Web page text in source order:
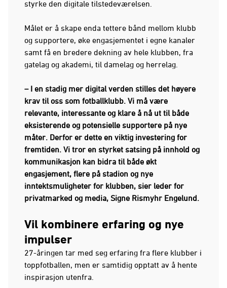
styrke den digitale tilstedeværelsen.
Målet er å skape enda tettere bånd mellom klubb
og supportere, øke engasjementet i egne kanaler
samt få en bredere dekning av hele klubben, fra
gatelag og akademi, til damelag og herrelag.
– I en stadig mer digital verden stilles det høyere
krav til oss som fotballklubb. Vi må være
relevante, interessante og klare å nå ut til både
eksisterende og potensielle supportere på nye
måter. Derfor er dette en viktig investering for
fremtiden. Vi tror en styrket satsing på innhold og
kommunikasjon kan bidra til både økt
engasjement, flere på stadion og nye
inntektsmuligheter for klubben, sier leder for
privatmarked og media, Signe Rismyhr Engelund.
Vil kombinere erfaring og nye
impulser
27-åringen tar med seg erfaring fra flere klubber i
toppfotballen, men er samtidig opptatt av å hente
inspirasjon utenfra.